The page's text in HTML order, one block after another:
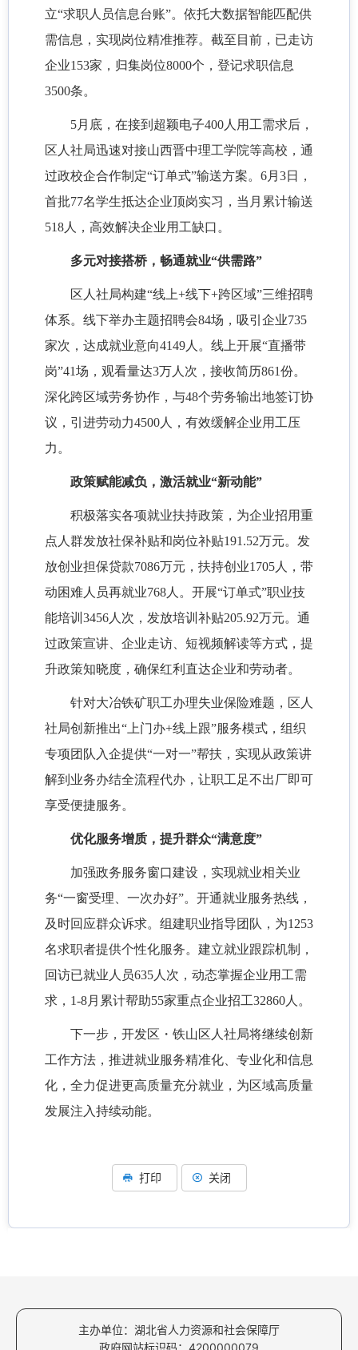
立“求职人员信息台账”。依托大数据智能匹配供
需信息，实现岗位精准推荐。截至目前，已走访
企业153家，归集岗位8000个，登记求职信息
3500条。
5月底，在接到超颖电子400人用工需求后，
区人社局迅速对接山西晋中理工学院等高校，通
过政校企合作制定“订单式”输送方案。6月3日，
首批77名学生抵达企业顶岗实习，当月累计输送
518人，高效解决企业用工缺口。
多元对接搭桥，畅通就业“供需路”
区人社局构建“线上+线下+跨区域”三维招聘
体系。线下举办主题招聘会84场，吸引企业735
家次，达成就业意向4149人。线上开展“直播带
岗”41场，观看量达3万人次，接收简历861份。
深化跨区域劳务协作，与48个劳务输出地签订协
议，引进劳动力4500人，有效缓解企业用工压
力。
政策赋能减负，激活就业“新动能”
积极落实各项就业扶持政策，为企业招用重
点人群发放社保补贴和岗位补贴191.52万元。发
放创业担保贷款7086万元，扶持创业1705人，带
动困难人员再就业768人。开展“订单式”职业技
能培训3456人次，发放培训补贴205.92万元。通
过政策宣讲、企业走访、短视频解读等方式，提
升政策知晓度，确保红利直达企业和劳动者。
针对大冶铁矿职工办理失业保险难题，区人
社局创新推出“上门办+线上跟”服务模式，组织
专项团队入企提供“一对一”帮扶，实现从政策讲
解到业务办结全流程代办，让职工足不出厂即可
享受便捷服务。
优化服务增质，提升群众“满意度”
加强政务服务窗口建设，实现就业相关业
务“一窗受理、一次办好”。开通就业服务热线，
及时回应群众诉求。组建职业指导团队，为1253
名求职者提供个性化服务。建立就业跟踪机制，
回访已就业人员635人次，动态掌握企业用工需
求，1-8月累计帮助55家重点企业招工32860人。
下一步，开发区・铁山区人社局将继续创新
工作方法，推进就业服务精准化、专业化和信息
化，全力促进更高质量充分就业，为区域高质量
发展注入持续动能。
打印 关闭
主办单位：湖北省人力资源和社会保障厅
政府网站标识码：4200000079